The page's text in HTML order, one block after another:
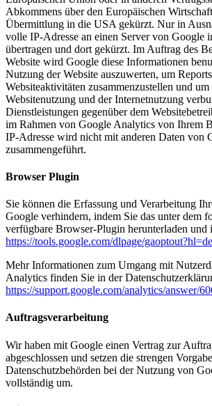
Abkommens über den Europäischen
Übermittlung in die USA gekürzt. Nur in
volle IP-Adresse an einen Server von Google
übertragen und dort gekürzt. Im Auftrag des
Website wird Google diese Informationen
Nutzung der Website auszuwerten, um
Websiteaktivitäten zusammenzustellen und
Websitenutzung und der Internetnutzung
Dienstleistungen gegenüber dem
im Rahmen von Google Analytics von Ihrem
IP-Adresse wird nicht mit anderen Daten von
zusammengeführt.
Browser Plugin
Sie können die Erfassung und Verarbeitung
Google verhindern, indem Sie das unter dem
verfügbare Browser-Plugin herunterladen und
https://tools.google.com/dlpage/gaoptout?hl=de
Mehr Informationen zum Umgang mit
Analytics finden Sie in der
https://support.google.com/analytics/answer/
Auftragsverarbeitung
Wir haben mit Google einen Vertrag zur
abgeschlossen und setzen die strengen
Datenschutzbehörden bei der Nutzung von
vollständig um.